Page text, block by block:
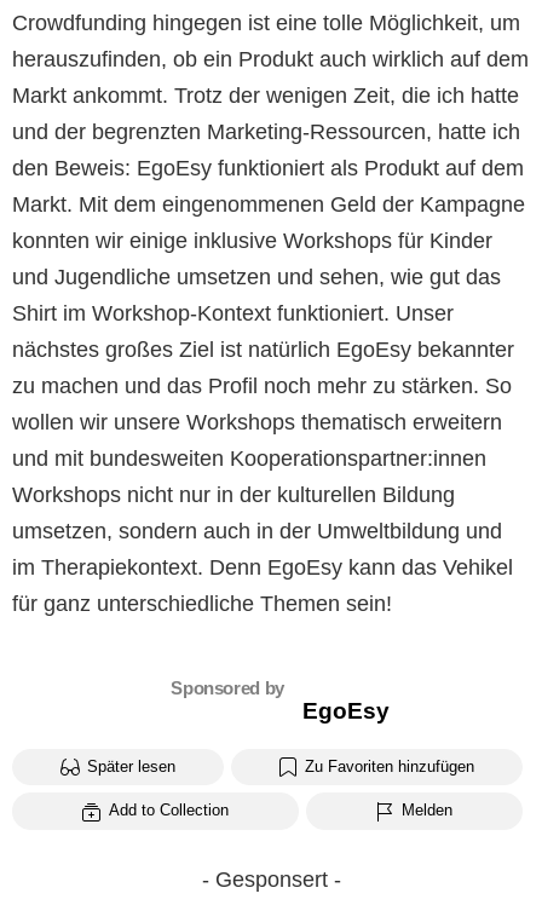
Crowdfunding hingegen ist eine tolle Möglichkeit, um
herauszufinden, ob ein Produkt auch wirklich auf dem
Markt ankommt. Trotz der wenigen Zeit, die ich hatte
und der begrenzten Marketing-Ressourcen, hatte ich
den Beweis: EgoEsy funktioniert als Produkt auf dem
Markt. Mit dem eingenommenen Geld der Kampagne
konnten wir einige inklusive Workshops für Kinder
und Jugendliche umsetzen und sehen, wie gut das
Shirt im Workshop-Kontext funktioniert. Unser
nächstes großes Ziel ist natürlich EgoEsy bekannter
zu machen und das Profil noch mehr zu stärken. So
wollen wir unsere Workshops thematisch erweitern
und mit bundesweiten Kooperationspartner:innen
Workshops nicht nur in der kulturellen Bildung
umsetzen, sondern auch in der Umweltbildung und
im Therapiekontext. Denn EgoEsy kann das Vehikel
für ganz unterschiedliche Themen sein!
Sponsored by
EgoEsy
Später lesen Zu Favoriten hinzufügen
Add to Collection Melden
- Gesponsert -